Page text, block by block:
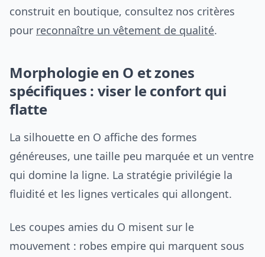
construit en boutique, consultez nos critères
pour reconnaître un vêtement de qualité.
Morphologie en O et zones
spécifiques : viser le confort qui
flatte
La silhouette en O affiche des formes
généreuses, une taille peu marquée et un ventre
qui domine la ligne. La stratégie privilégie la
fluidité et les lignes verticales qui allongent.
Les coupes amies du O misent sur le
mouvement : robes empire qui marquent sous